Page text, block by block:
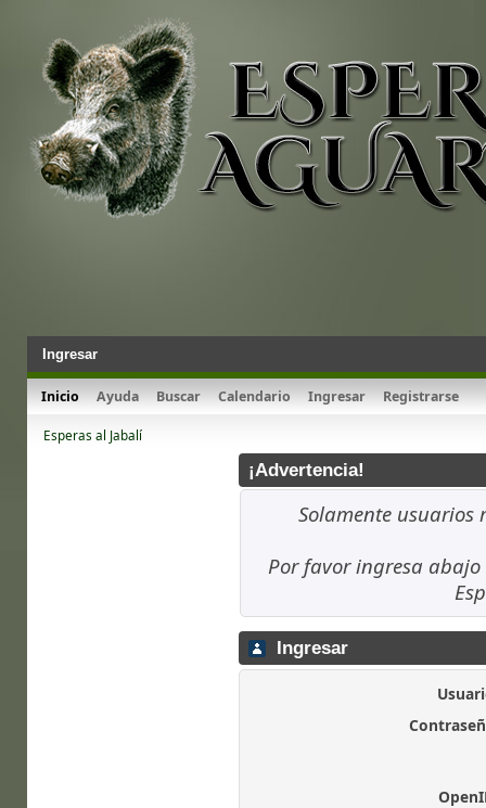
Ingresar
Inicio Ayuda Buscar Calendario Ingresar Registrarse
Esperas al Jabalí
¡Advertencia!
Solamente usuarios
Por favor ingresa
Ingresar